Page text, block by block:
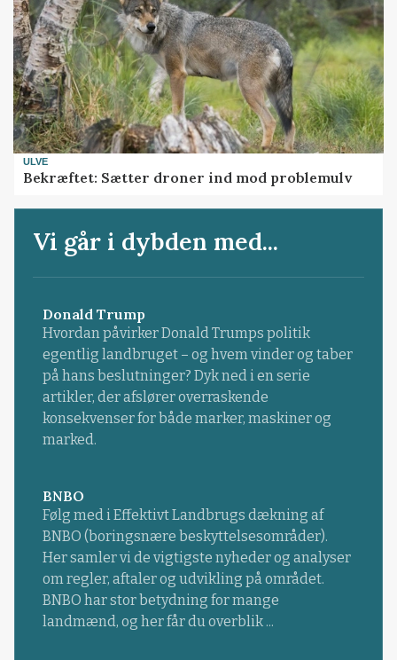
ULVE
Bekræftet: Sætter droner ind mod problemulv
Vi går i dybden med...
Donald Trump
Hvordan påvirker Donald Trumps politik
egentlig landbruget – og hvem vinder og taber
på hans beslutninger? Dyk ned i en serie
artikler, der afslører overraskende
konsekvenser for både marker, maskiner og
marked.
BNBO
Følg med i Effektivt Landbrugs dækning af
BNBO (boringsnære beskyttelsesområder).
Her samler vi de vigtigste nyheder og analyser
om regler, aftaler og udvikling på området.
BNBO har stor betydning for mange
landmænd, og her får du overblik ...